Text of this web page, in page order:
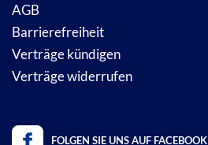
AGB
Barrierefreiheit
Verträge kündigen
Verträge widerrufen
FOLGEN SIE UNS AUF FACEBOOK